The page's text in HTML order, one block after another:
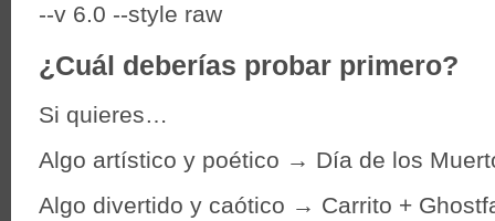
--v 6.0 --style raw
¿Cuál deberías probar primero?
Si quieres…
Algo artístico y poético → Día de los
Algo divertido y caótico → Carrito +